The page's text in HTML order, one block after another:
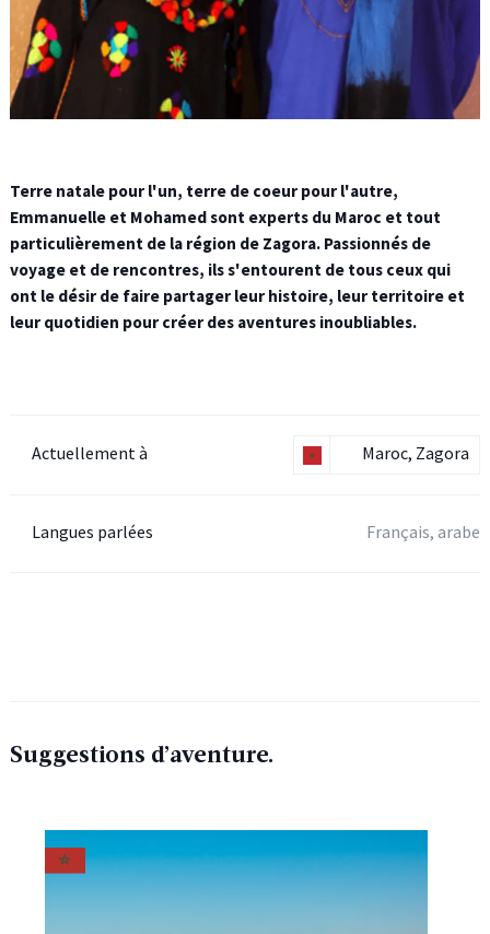
Terre natale pour l'un, terre de coeur pour l'autre,
Emmanuelle et Mohamed sont experts du Maroc et tout
particulièrement de la région de Zagora. Passionnés de
voyage et de rencontres, ils s'entourent de tous ceux qui
ont le désir de faire partager leur histoire, leur territoire et
leur quotidien pour créer des aventures inoubliables.
Actuellement à Maroc, Zagora
Langues parlées Français, arabe
Suggestions d’aventure.